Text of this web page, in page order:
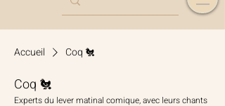
Accueil Coq 🐔
Coq 🐔
Experts du lever matinal comique, avec leurs chants